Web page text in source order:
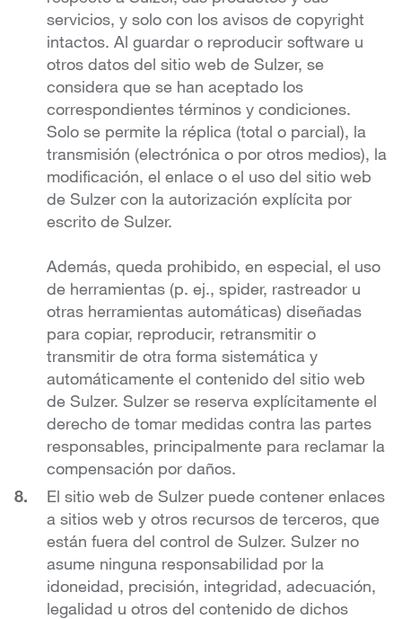
servicios, y solo con los avisos de copyright
intactos. Al guardar o reproducir software u
otros datos del sitio web de Sulzer, se
considera que se han aceptado los
correspondientes términos y condiciones.
Solo se permite la réplica (total o parcial), la
transmisión (electrónica o por otros medios), la
modificación, el enlace o el uso del sitio web
de Sulzer con la autorización explícita por
escrito de Sulzer.
Además, queda prohibido, en especial, el uso
de herramientas (p. ej., spider, rastreador u
otras herramientas automáticas) diseñadas
para copiar, reproducir, retransmitir o
transmitir de otra forma sistemática y
automáticamente el contenido del sitio web
de Sulzer. Sulzer se reserva explícitamente el
derecho de tomar medidas contra las partes
responsables, principalmente para reclamar la
compensación por daños.
El sitio web de Sulzer puede contener enlaces
a sitios web y otros recursos de terceros, que
están fuera del control de Sulzer. Sulzer no
asume ninguna responsabilidad por la
idoneidad, precisión, integridad, adecuación,
legalidad u otros del contenido de dichos